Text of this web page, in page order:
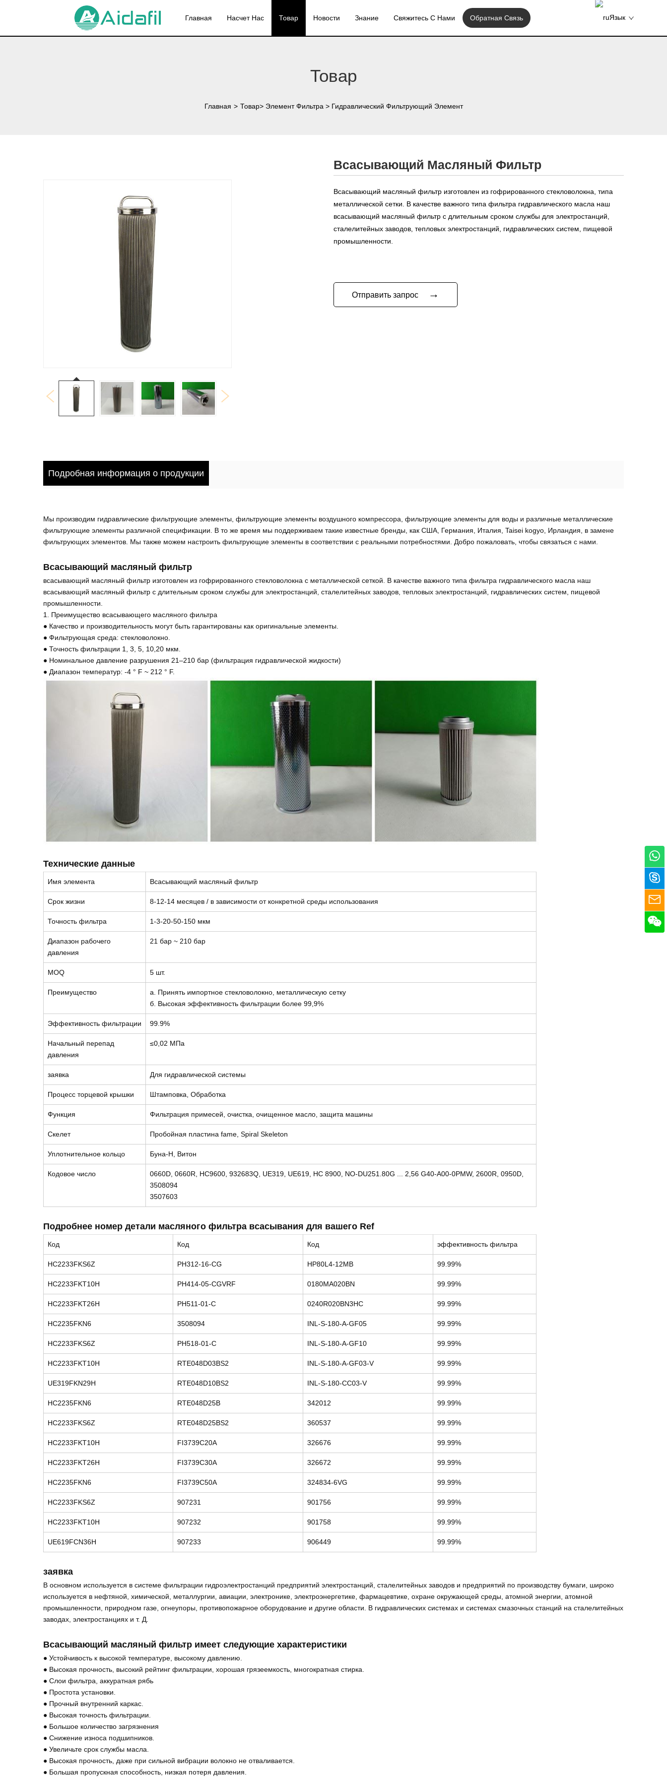
Главная Насчет Нас Товар Новости Знание Свяжитесь С Нами Обратная Связь Язык
Товар
Главная > Товар> Элемент Фильтра > Гидравлический Фильтрующий Элемент
Всасывающий Масляный Фильтр
Всасывающий масляный фильтр изготовлен из гофрированного стекловолокна, типа
металлической сетки. В качестве важного типа фильтра гидравлического масла наш
всасывающий масляный фильтр с длительным сроком службы для электростанций,
сталелитейных заводов, тепловых электростанций, гидравлических систем, пищевой
промышленности.
Отправить запрос →
Подробная информация о продукции
Мы производим гидравлические фильтрующие элементы, фильтрующие элементы воздушного компрессора, фильтрующие элементы для воды и различные металлические
фильтрующие элементы различной спецификации. В то же время мы поддерживаем такие известные бренды, как США, Германия, Италия, Taisei kogyo, Ирландия, в замене
фильтрующих элементов. Мы также можем настроить фильтрующие элементы в соответствии с реальными потребностями. Добро пожаловать, чтобы связаться с нами.
Всасывающий масляный фильтр
всасывающий масляный фильтр изготовлен из гофрированного стекловолокна с металлической сеткой. В качестве важного типа фильтра гидравлического масла наш
всасывающий масляный фильтр с длительным сроком службы для электростанций, сталелитейных заводов, тепловых электростанций, гидравлических систем, пищевой
промышленности.
1. Преимущество всасывающего масляного фильтра
● Качество и производительность могут быть гарантированы как оригинальные элементы.
● Фильтрующая среда: стекловолокно.
● Точность фильтрации 1, 3, 5, 10,20 мкм.
● Номинальное давление разрушения 21–210 бар (фильтрация гидравлической жидкости)
● Диапазон температур: -4 ° F ~ 212 ° F.
Технические данные
Имя элемента Всасывающий масляный фильтр
Срок жизни 8-12-14 месяцев / в зависимости от конкретной среды использования
Точность фильтра 1-3-20-50-150 мкм
Диапазон рабочего
давления
21 бар ~ 210 бар
MOQ 5 шт.
Преимущество
а. Принять импортное стекловолокно, металлическую сетку
б. Высокая эффективность фильтрации более 99,9%
Эффективность фильтрации 99.9%
Начальный перепад
давления
≤0,02 МПа
заявка Для гидравлической системы
Процесс торцевой крышки Штамповка, Обработка
Функция Фильтрация примесей, очистка, очищенное масло, защита машины
Скелет Пробойная пластина fame, Spiral Skeleton
Уплотнительное кольцо Буна-Н, Витон
Кодовое число
0660D, 0660R, HC9600, 932683Q, UE319, UE619, HC 8900, NO-DU251.80G ... 2,56 G40-A00-0PMW, 2600R, 0950D,
3508094
3507603
Подробнее номер детали масляного фильтра всасывания для вашего Ref
Код Код Код эффективность фильтра
HC2233FKS6Z PH312-16-CG HP80L4-12MB 99.99%
HC2233FKT10H PH414-05-CGVRF 0180MA020BN 99.99%
HC2233FKT26H PH511-01-C 0240R020BN3HC 99.99%
HC2235FKN6 3508094 INL-S-180-A-GF05 99.99%
HC2233FKS6Z PH518-01-C INL-S-180-A-GF10 99.99%
HC2233FKT10H RTE048D03BS2 INL-S-180-A-GF03-V 99.99%
UE319FKN29H RTE048D10BS2 INL-S-180-CC03-V 99.99%
HC2235FKN6 RTE048D25B 342012 99.99%
HC2233FKS6Z RTE048D25BS2 360537 99.99%
HC2233FKT10H FI3739C20A 326676 99.99%
HC2233FKT26H FI3739C30A 326672 99.99%
HC2235FKN6 FI3739C50A 324834-6VG 99.99%
HC2233FKS6Z 907231 901756 99.99%
HC2233FKT10H 907232 901758 99.99%
UE619FCN36H 907233 906449 99.99%
заявка
В основном используется в системе фильтрации гидроэлектростанций предприятий электростанций, сталелитейных заводов и предприятий по производству бумаги, широко
используется в нефтяной, химической, металлургии, авиации, электронике, электроэнергетике, фармацевтике, охране окружающей среды, атомной энергии, атомной
промышленности, природном газе, огнеупоры, противопожарное оборудование и другие области. В гидравлических системах и системах смазочных станций на сталелитейных
заводах, электростанциях и т. Д.
Всасывающий масляный фильтр имеет следующие характеристики
● Устойчивость к высокой температуре, высокому давлению.
● Высокая прочность, высокий рейтинг фильтрации, хорошая грязеемкость, многократная стирка.
● Слои фильтра, аккуратная рябь
● Простота установки.
● Прочный внутренний каркас.
● Высокая точность фильтрации.
● Большое количество загрязнения
● Снижение износа подшипников.
● Увеличьте срок службы масла.
● Высокая прочность, даже при сильной вибрации волокно не отваливается.
● Большая пропускная способность, низкая потеря давления.